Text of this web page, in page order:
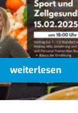
weiterlesen